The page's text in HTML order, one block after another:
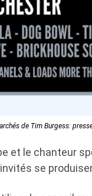
de Tim Burgess:
et le chanteur
se